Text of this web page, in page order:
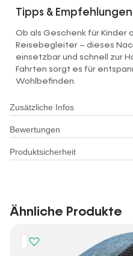
Zusätzliche Infos
Bewertungen
Produktsicherheit
Tipps & Empfehlungen
Ob als Geschenk für Kinder
Reisebegleiter – dieses
einsetzbar und schnell zur
Fahrten sorgt es für
Wohlbefinden.
Ähnliche Produkte